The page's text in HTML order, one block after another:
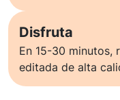
Disfruta
En 15-30 minutos,
editada de alta